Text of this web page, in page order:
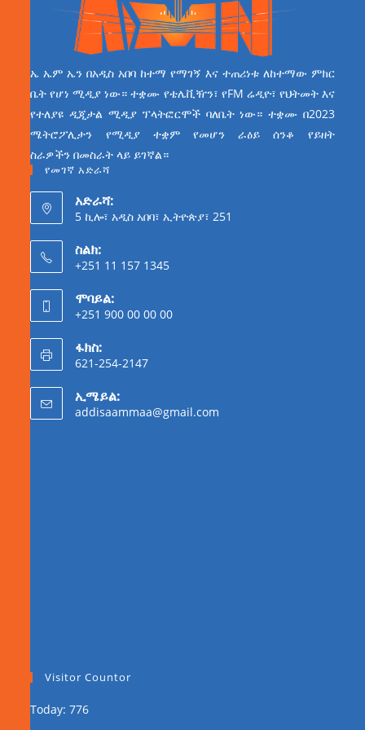
ኤ ኤም ኤን በአዲስ አበባ ከተማ የማገኝ እና ተጠሪነቱ ለከተማው ምክር
ቤት የሆነ ሚዲያ ነው። ተቋሙ የቴሌቪዥን፣ የFM ሬዲዮ፣ የህትመት እና
የተለያዩ ዲጂታል ሚዲያ ፕላትፎርሞች ባለቤት ነው። ተቋሙ በ2023
ሜትሮፖሊታን የሚዲያ ተቋም የመሆን ራዕይ ሰንቆ የይዘት
ስራዎችን በመስራት ላይ ይገኛል።
የመገኛ አድራሻ
አድራሻ:
5 ኪሎ፣ አዲስ አበባ፣ ኢትዮጵያ፣ 251
ስልክ:
+251 11 157 1345
ሞባይል:
+251 900 00 00 00
ፋክስ:
621-254-2147
ኢሜይል:
addisaammaa@gmail.com
Visitor Countor
Today: 776